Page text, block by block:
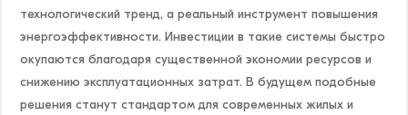
технологический тренд, а реальный инструмент повышения
энергоэффективности. Инвестиции в такие системы быстро
окупаются благодаря существенной экономии ресурсов и
снижению эксплуатационных затрат. В будущем подобные
решения станут стандартом для современных жилых и